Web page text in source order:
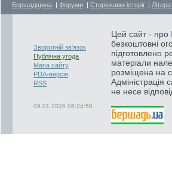
Бершадщина | Форуми | Сторінками історії |
Зворотній зв'язок
Публічна угода
Мапа сайту
PDA-версія
RSS
09.01.2026 06:24:58
Цей сайт - про
безкоштовні
підготовлено
матеріали
розміщена на
Адміністрація
не несе